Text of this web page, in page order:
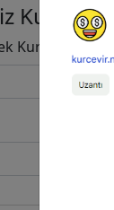
Kuru
Kur